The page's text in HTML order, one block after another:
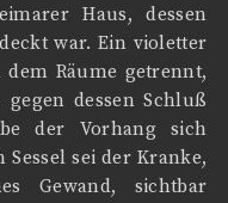
Haus, dessen
war. Ein violetter
Räume getrennt,
dessen Schluß
der Vorhang sich
sei der Kranke,
Gewand, sichtbar